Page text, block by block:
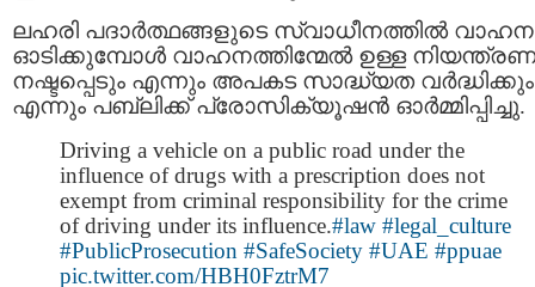
ലഹരി പദാർത്ഥങ്ങളുടെ സ്വാധീനത്തില്‍
ഓടിക്കുമ്പോൾ വാഹനത്തിന്മേല്‍ ഉള്ള
നഷ്ടപ്പെടും എന്നും അപകട സാദ്ധ്യത വർദ്ധിക്കും
എന്നും പബ്ലിക്ക് പ്രോസിക്യൂഷൻ ഓര്‍മ്മിപ്പിച്ചു.
Driving a vehicle on a public road under the
influence of drugs with a prescription does not
exempt from criminal responsibility for the crime
of driving under its influence.#law #legal_culture
#PublicProsecution #SafeSociety #UAE #ppuae
pic.twitter.com/HBH0FztrM7